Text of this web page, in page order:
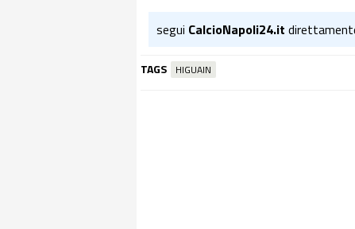
segui CalcioNapoli24.it
TAGS HIGUAIN